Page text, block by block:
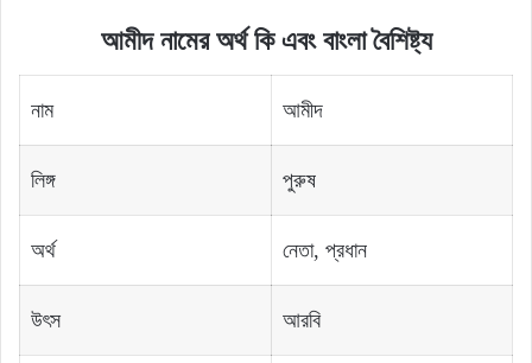
আমীদ নামের অর্থ কি এবং বাংলা বৈশিষ্ট্য
নাম আমীদ
লিঙ্গ পুরুষ
অর্থ নেতা, প্রধান
উৎস আরবি